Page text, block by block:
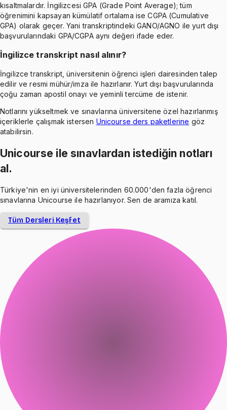
kısaltmalardır. İngilizcesi GPA (Grade Point Average); tüm
öğrenimini kapsayan kümülatif ortalama ise CGPA (Cumulative
GPA) olarak geçer. Yani transkriptindeki GANO/AGNO ile yurt dışı
başvurularındaki GPA/CGPA aynı değeri ifade eder.
İngilizce transkript nasıl alınır?
İngilizce transkript, üniversitenin öğrenci işleri dairesinden talep
edilir ve resmi mühür/imza ile hazırlanır. Yurt dışı başvurularında
çoğu zaman apostil onayı ve yeminli tercüme de istenir.
Notlarını yükseltmek ve sınavlarına üniversitene özel hazırlanmış
içeriklerle çalışmak istersen Unicourse ders paketlerine göz
atabilirsin.
Unicourse ile sınavlardan istediğin notları
al.
Türkiye'nin en iyi üniversitelerinden 60.000'den fazla öğrenci
sınavlarına Unicourse ile hazırlanıyor. Sen de aramıza katıl.
Tüm Dersleri Keşfet